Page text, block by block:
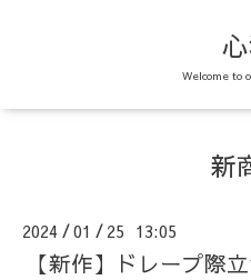
Welcome to
新
2024 /01 / 25 13:05
【新作】ドレープ際